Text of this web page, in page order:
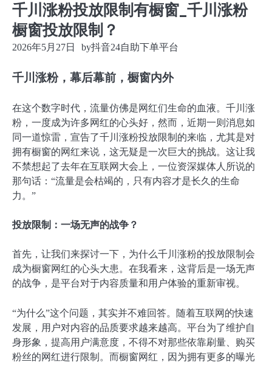
千川涨粉投放限制有橱窗_千川涨粉
橱窗投放限制？
2026年5月27日 by抖音24自助下单平台
千川涨粉，幕后幕前，橱窗内外
在这个数字时代，流量仿佛是网红们生命的血液。千川涨
粉，一度成为许多网红的心头好，然而，近期一则消息如
同一道惊雷，宣告了千川涨粉投放限制的来临，尤其是对
拥有橱窗的网红来说，这无疑是一次巨大的挑战。这让我
不禁想起了去年在互联网大会上，一位资深媒体人所说的
那句话：“流量是会枯竭的，只有内容才是长久的生命
力。”
投放限制：一场无声的战争？
首先，让我们来探讨一下，为什么千川涨粉的投放限制会
成为橱窗网红的心头大患。在我看来，这背后是一场无声
的战争，是平台对于内容质量和用户体验的重新审视。
“为什么”这个问题，其实并不难回答。随着互联网的快速
发展，用户对内容的品质要求越来越高。平台为了维护自
身形象，提高用户满意度，不得不对那些依靠刷量、购买
粉丝的网红进行限制。而橱窗网红，因为拥有更多的曝光